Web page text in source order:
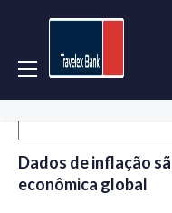
Dados de inflação
econômica global